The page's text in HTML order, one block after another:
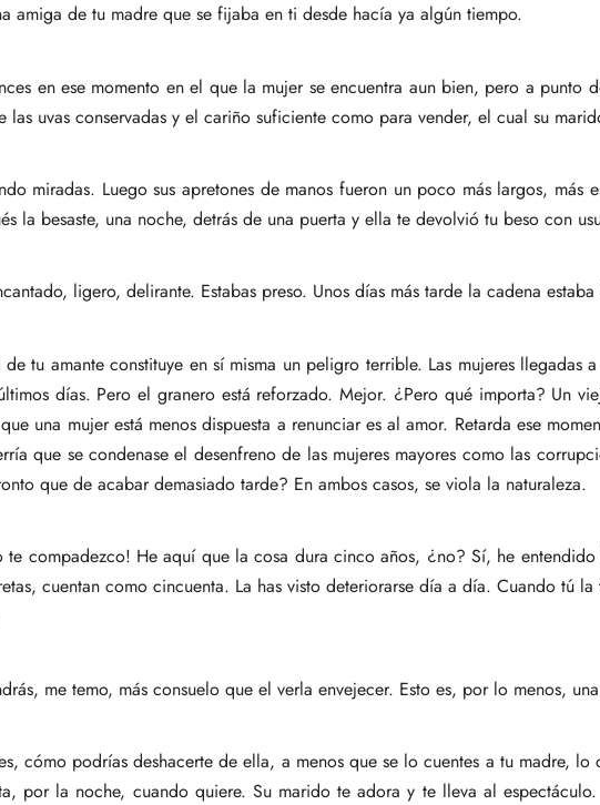
amiga de tu madre que se fijaba en ti desde hacía ya algún tiempo.
en ese momento en el que la mujer se encuentra aun bien, pero a punto
las uvas conservadas y el cariño suficiente como para vender, el cual su
miradas. Luego sus apretones de manos fueron un poco más largos,
la besaste, una noche, detrás de una puerta y ella te devolvió tu beso con
ligero, delirante. Estabas preso. Unos días más tarde la cadena
tu amante constituye en sí misma un peligro terrible. Las mujeres llegadas
días. Pero el granero está reforzado. Mejor. ¿Pero qué importa? Un
una mujer está menos dispuesta a renunciar es al amor. Retarda ese
que se condenase el desenfreno de las mujeres mayores como las
que de acabar demasiado tarde? En ambos casos, se viola la naturaleza.
te compadezco! He aquí que la cosa dura cinco años, ¿no? Sí, he
cuentan como cincuenta. La has visto deteriorarse día a día. Cuando tú
me temo, más consuelo que el verla envejecer. Esto es, por lo menos,
cómo podrías deshacerte de ella, a menos que se lo cuentes a tu madre,
por la noche, cuando quiere. Su marido te adora y te lleva al